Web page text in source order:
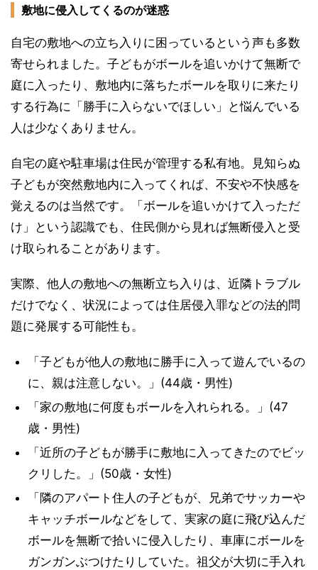
敷地に侵入してくるのが迷惑
自宅の敷地への立ち入りに困っているという声も多数
寄せられました。子どもがボールを追いかけて無断で
庭に入ったり、敷地内に落ちたボールを取りに来たり
する行為に「勝手に入らないでほしい」と悩んでいる
人は少なくありません。
自宅の庭や駐車場は住民が管理する私有地。見知らぬ
子どもが突然敷地内に入ってくれば、不安や不快感を
覚えるのは当然です。「ボールを追いかけて入っただ
け」という認識でも、住民側から見れば無断侵入と受
け取られることがあります。
実際、他人の敷地への無断立ち入りは、近隣トラブル
だけでなく、状況によっては住居侵入罪などの法的問
題に発展する可能性も。
「子どもが他人の敷地に勝手に入って遊んでいるの
に、親は注意しない。」(44歳・男性)
「家の敷地に何度もボールを入れられる。」(47
歳・男性)
「近所の子どもが勝手に敷地に入ってきたのでビッ
クリした。」(50歳・女性)
「隣のアパート住人の子どもが、兄弟でサッカーや
キャッチボールなどをして、実家の庭に飛び込んだ
ボールを無断で拾いに侵入したり、車庫にボールを
ガンガンぶつけたりしていた。祖父が大切に手入れ